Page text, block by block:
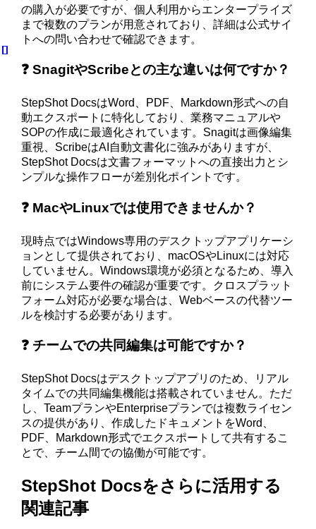
の購入が必要ですが、個人利用からエンタープライズ
まで複数のプランが用意されており、詳細は公式サイ
トへの問い合わせで確認できます。
❓ SnagitやScribeとの主な違いは何ですか？
StepShot DocsはWord、PDF、Markdown形式への自
動エクスポートに特化しており、業務マニュアルや
SOPの作成に最適化されています。Snagitは画像編集
重視、ScribeはAI自動文書化に強みがありますが、
StepShot Docsは文書フォーマットへの直接出力とシ
ンプルな操作フローが差別化ポイントです。
❓ MacやLinuxでは使用できませんか？
現時点ではWindows専用のデスクトップアプリケーシ
ョンとして提供されており、macOSやLinuxには対応
していません。Windows環境が必須となるため、導入
前にシステム要件の確認が重要です。クロスプラット
フォーム対応が必要な場合は、Webベースの代替ツー
ルを検討する必要があります。
❓ チームでの共同編集は可能ですか？
StepShot Docsはデスクトップアプリのため、リアル
タイムでの共同編集機能は搭載されていません。ただ
し、TeamプランやEnterpriseプランでは複数ライセン
スの提供があり、作成したドキュメントをWord、
PDF、Markdown形式でエクスポートして共有するこ
とで、チーム間での協働が可能です。
StepShot Docsをさらに活用する
関連記事